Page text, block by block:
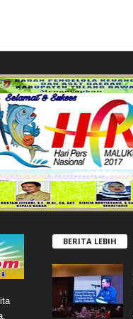
BERITA LEBIH